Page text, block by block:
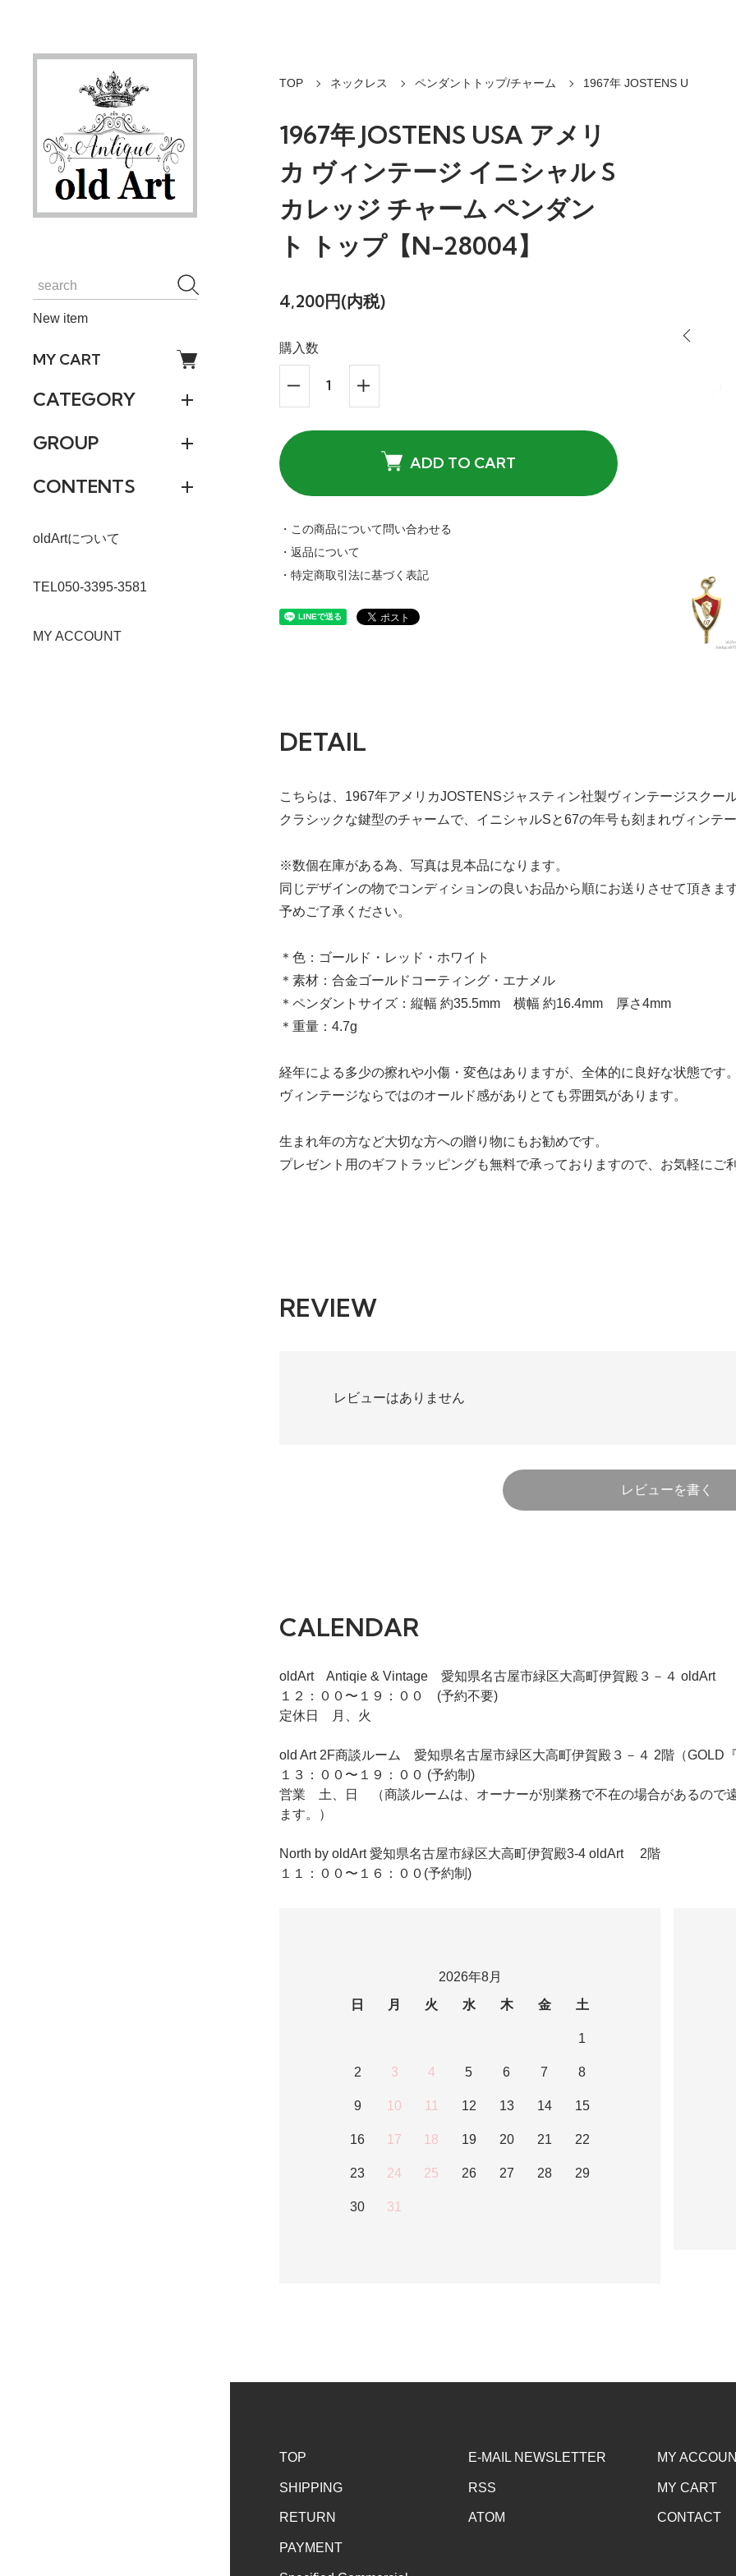
New item
MY CART
CATEGORY
GROUP
CONTENTS
oldArtについて
TEL050-3395-3581
MY ACCOUNT
TOP ネックレス ペンダントトップ/チャーム 1967年 JOSTENS U
1967年 JOSTENS USA アメリ
カ ヴィンテージ イニシャル S
カレッジ チャーム ペンダン
ト トップ【N-28004】
4,200円(内税)
購入数
ADD TO CART
・この商品について問い合わせる
・返品について
・特定商取引法に基づく表記
DETAIL
こちらは、1967年アメリカJOSTENSジャスティン社製ヴィンテージスクー
クラシックな鍵型のチャームで、イニシャルSと67の年号も刻まれヴィンテ
※数個在庫がある為、写真は見本品になります。
同じデザインの物でコンディションの良いお品から順にお送りさせて頂き
予めご了承ください。
＊色：ゴールド・レッド・ホワイト
＊素材：合金ゴールドコーティング・エナメル
＊ペンダントサイズ：縦幅 約35.5mm 横幅 約16.4mm 厚さ4mm
＊重量：4.7g
経年による多少の擦れや小傷・変色はありますが、全体的に良好な状態です
ヴィンテージならではのオールド感がありとても雰囲気があります。
生まれ年の方など大切な方への贈り物にもお勧めです。
プレゼント用のギフトラッピングも無料で承っておりますので、お気軽にご
REVIEW
レビューはありません
レビューを書く
CALENDAR
oldArt Antiqie & Vintage 愛知県名古屋市緑区大高町伊賀殿３－４ oldArt
１２：００〜１９：００ (予約不要)
定休日 月、火
old Art 2F商談ルーム 愛知県名古屋市緑区大高町伊賀殿３－４ 2階（GOLD
１３：００〜１９：００ (予約制)
営業 土、日 （商談ルームは、オーナーが別業務で不在の場合があるので
ます。）
North by oldArt 愛知県名古屋市緑区大高町伊賀殿3-4 oldArt 2階
１１：００〜１６：００(予約制)
2026年8月
日
月 火 水 木 金 土
1
2 3 4 5 6 7 8
9 10 11 12 13 14 15
16 17 18 19 20 21 22
23 24 25 26 27 28 29
30 31
TOP
SHIPPING
RETURN
PAYMENT
E-MAIL NEWSLETTER
RSS
ATOM
MY
MY CART
CONTACT